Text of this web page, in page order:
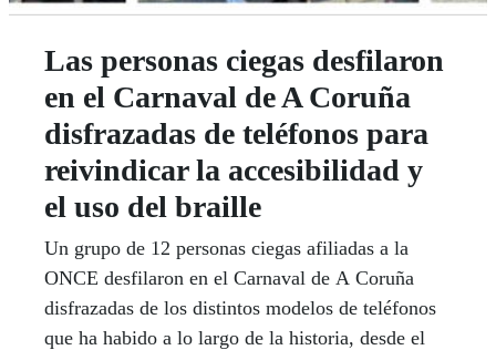
Las personas ciegas desfilaron
en el Carnaval de A Coruña
disfrazadas de teléfonos para
reivindicar la accesibilidad y
el uso del braille
Un grupo de 12 personas ciegas afiliadas a la
ONCE desfilaron en el Carnaval de A Coruña
disfrazadas de los distintos modelos de teléfonos
que ha habido a lo largo de la historia, desde el